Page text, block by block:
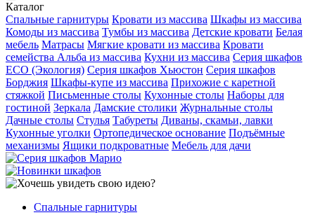
Каталог
Спальные гарнитуры Кровати из массива Шкафы из массива
Комоды из массива Тумбы из массива Детские кровати Белая
мебель Матрасы Мягкие кровати из массива Кровати
семейства Альба из массива Кухни из массива Серия шкафов
ECO (Экология) Серия шкафов Хьюстон Серия шкафов
Борджия Шкафы-купе из массива Прихожие с каретной
стяжкой Письменные столы Кухонные столы Наборы для
гостиной Зеркала Дамские столики Журнальные столы
Дачные столы Стулья Табуреты Диваны, скамьи, лавки
Кухонные уголки Ортопедическое основание Подъёмные
механизмы Ящики подкроватные Мебель для дачи
Спальные гарнитуры